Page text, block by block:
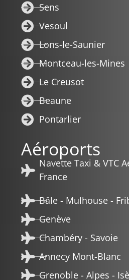
Sens
Vesoul
Lons-le-Saunier
Montceau-les-Mines
Le Creusot
Beaune
Pontarlier
Aéroports
Navette Taxi & VTC
France
Bâle - Mulhouse -
Genève
Chambéry - Savoie
Annecy Mont-Blanc
Grenoble - Alpes -